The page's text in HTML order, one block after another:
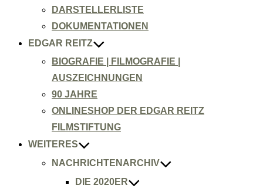
DARSTELLERLISTE
DOKUMENTATIONEN
EDGAR REITZ
BIOGRAFIE | FILMOGRAFIE |
AUSZEICHNUNGEN
90 JAHRE
ONLINESHOP DER EDGAR REITZ
FILMSTIFTUNG
WEITERES
NACHRICHTENARCHIV
DIE 2020ER